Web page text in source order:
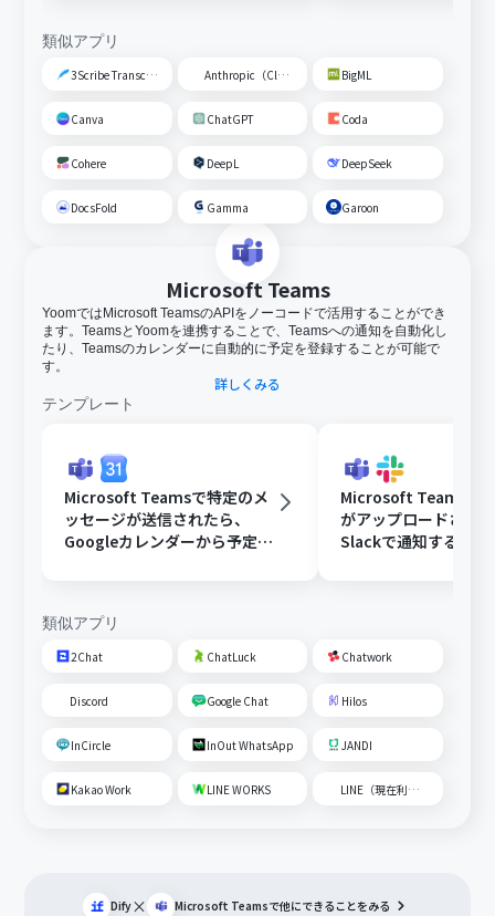
類似アプリ
3Scribe Transcription Anthropic（Claude） BigML
Canva ChatGPT Coda
Cohere DeepL DeepSeek
DocsFold Gamma Garoon
Microsoft Teams
YoomではMicrosoft TeamsのAPIをノーコードで活用することができ
ます。TeamsとYoomを連携することで、Teamsへの通知を自動化し
たり、Teamsのカレンダーに自動的に予定を登録することが可能で
す。
詳しくみる
テンプレート
Microsoft Teamsで特定のメ
ッセージが送信されたら、
Googleカレンダーから予定を
Microsoft Teamsに
がアップロードされ
Slackで通知する
類似アプリ
2Chat ChatLuck Chatwork
Discord Google Chat Hilos
InCircle InOut WhatsApp JANDI
Kakao Work LINE WORKS LINE（現在利用不可）
Dify× Microsoft Teamsで他にできることをみる